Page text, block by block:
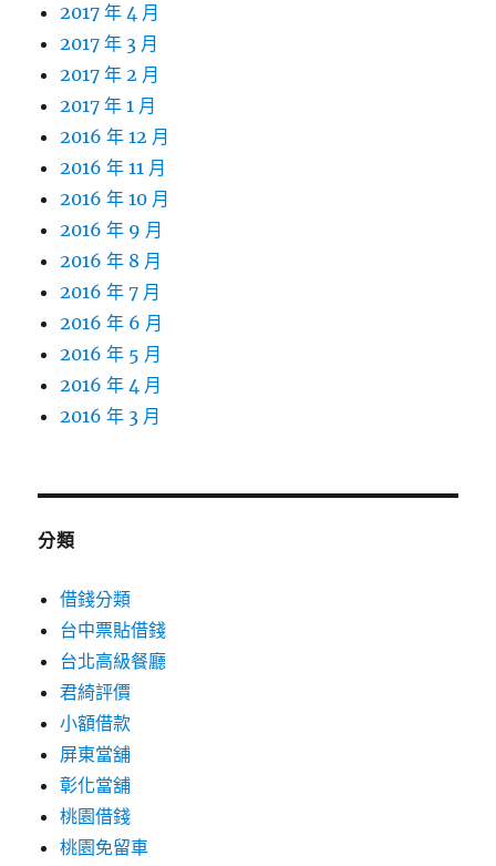
2017 年 4 月
2017 年 3 月
2017 年 2 月
2017 年 1 月
2016 年 12 月
2016 年 11 月
2016 年 10 月
2016 年 9 月
2016 年 8 月
2016 年 7 月
2016 年 6 月
2016 年 5 月
2016 年 4 月
2016 年 3 月
分類
借錢分類
台中票貼借錢
台北高級餐廳
君綺評價
小額借款
屏東當舖
彰化當舖
桃園借錢
桃園免留車